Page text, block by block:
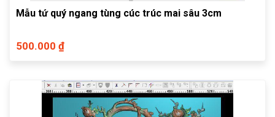
Mẫu tứ quý ngang tùng cúc trúc mai sâu 3cm
500.000 ₫